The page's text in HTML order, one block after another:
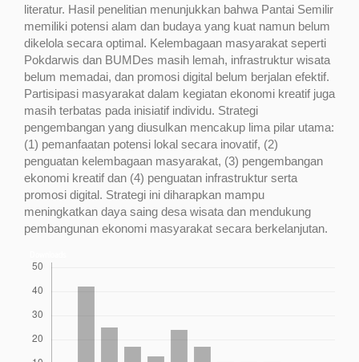
literatur. Hasil penelitian menunjukkan bahwa Pantai Semilir
memiliki potensi alam dan budaya yang kuat namun belum
dikelola secara optimal. Kelembagaan masyarakat seperti
Pokdarwis dan BUMDes masih lemah, infrastruktur wisata
belum memadai, dan promosi digital belum berjalan efektif.
Partisipasi masyarakat dalam kegiatan ekonomi kreatif juga
masih terbatas pada inisiatif individu. Strategi
pengembangan yang diusulkan mencakup lima pilar utama:
(1) pemanfaatan potensi lokal secara inovatif, (2)
penguatan kelembagaan masyarakat, (3) pengembangan
ekonomi kreatif dan (4) penguatan infrastruktur serta
promosi digital. Strategi ini diharapkan mampu
meningkatkan daya saing desa wisata dan mendukung
pembangunan ekonomi masyarakat secara berkelanjutan.